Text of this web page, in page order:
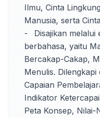
Ilmu, Cinta
Manusia, serta
-	Disajikan melalui empat keterampilan
berbahasa, yaitu
Bercakap-Cakap,
Menulis.
Capaian
Indikator
Peta Konsep, Nilai-